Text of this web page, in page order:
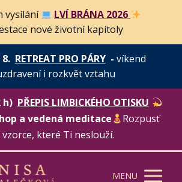
vysílání
LVÍ BRÁNA 2026
nové životní kapitoly
8. RETREAT PRO PÁRY- víkend
i rozkvět vztahu
h) PŘEPIS LIMBICKÉHO OTISKU
a vedená meditace
Rozpusť
které Ti neslouží.
MENU